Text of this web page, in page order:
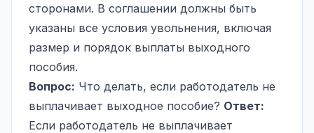
сторонами. В соглашении должны быть
указаны все условия увольнения, включая
размер и порядок выплаты выходного
пособия.
Вопрос: Что делать, если работодатель не
выплачивает выходное пособие? Ответ:
Если работодатель не выплачивает